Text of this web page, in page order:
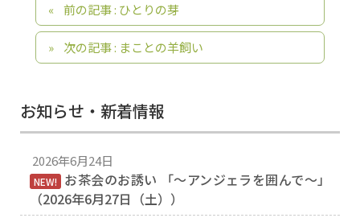
前の記事 : ひとりの芽
次の記事 : まことの羊飼い
お知らせ・新着情報
2026年6月24日
NEW!
お茶会のお誘い 「〜アンジェラを囲んで〜」
（2026年6月27日（土））